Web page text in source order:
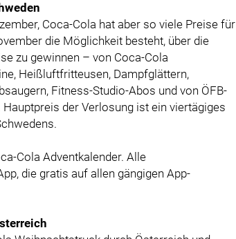
Coca-Cola hat aber so viele Preise für
die Möglichkeit besteht, über die
zu gewinnen – von Coca-Cola
Heißluftfritteusen, Dampfglättern,
Fitness-Studio-Abos und von ÖFB-
der Verlosung ist ein viertägiges
Cola Adventkalender. Alle
die gratis auf allen gängigen App-